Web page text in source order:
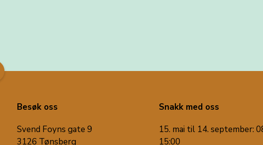
Besøk oss
Svend Foyns gate 9
3126 Tønsberg
Snakk med oss
15. mai til 14. september:
15:00